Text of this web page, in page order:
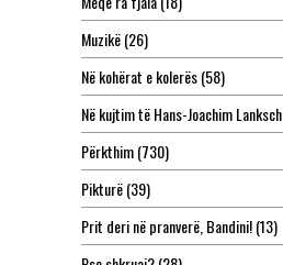
Muzikë(26)
Në kohërat e kolerës(58)
Në kujtim të Hans-Joachim Lanksch
Përkthim(730)
Pikturë(39)
Prit deri në pranverë, Bandini!(13)